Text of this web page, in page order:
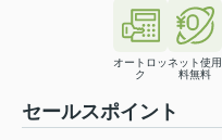
オートロッ
ク
ネット使用
料無料
セールスポイント